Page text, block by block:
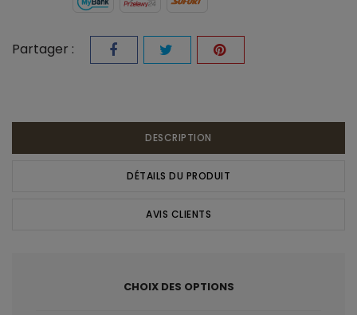
Partager :
DESCRIPTION
DÉTAILS DU PRODUIT
AVIS CLIENTS
CHOIX DES OPTIONS